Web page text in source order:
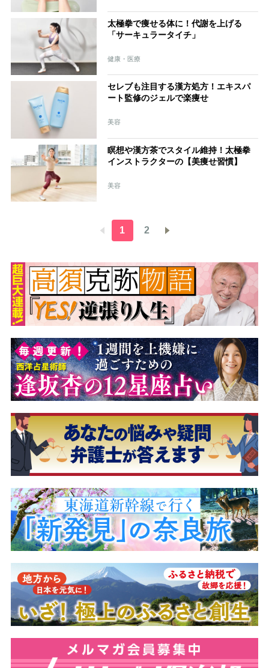
太極拳で痩せる体に！代謝を上げる
「サーキュラータイチ」
健康・医療
セレブも注目する漢方処方！エキスパ
ート監修のジェルで楽痩せ
美容
瞑想や漢方茶でスタイル維持！太極拳
インストラクターの【美痩せ習慣】
美容
1 2